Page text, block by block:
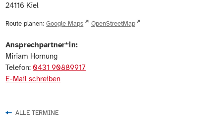
24116 Kiel
Route planen: Google Maps OpenStreetMap
Ansprechpartner*in:
Miriam Hornung
Telefon: 0431 90889917
E-Mail schreiben
ALLE TERMINE